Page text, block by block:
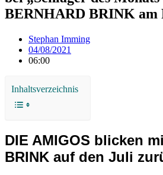
BERNHARD BRINK am
Stephan Imming
04/08/2021
06:00
Inhaltsverzeichnis
DIE AMIGOS blicken
BRINK auf den Juli